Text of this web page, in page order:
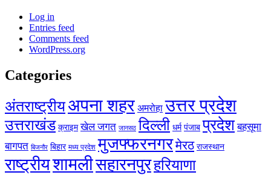
Log in
Entries feed
Comments feed
WordPress.org
Categories
अंतराष्ट्रीयअपना शहर अमरोहा उत्तर प्रदेश
उत्तराखंड क्राइम खेल जगत जानसठ दिल्ली धर्म पंजाब प्रदेश बहसूमा
बागपत बिजनौर बिहार मध्य प्रदेश मुजफ्फरनगरमेरठ राजस्थान
राष्ट्रीयशामलीसहारनपुरहरियाणा